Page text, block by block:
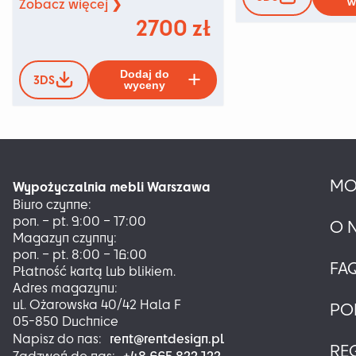
2700 zł
3DS
Dodaj do
wyceny
Ten
produkt
Wypożyczalnia mebli Warszawa
Biuro czynne:
pon. – pt. 9:00 – 17:00
Magazyn czynny:
pon. – pt. 8:00 – 16:00
Płatność kartą lub blikiem.
Adres magazynu:
ul. Ożarowska 40/42 Hala F
05-850 Duchnice
Napisz do nas: rent@rentdesign.pl
O